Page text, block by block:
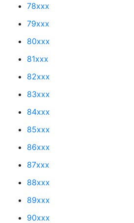
78xxx
79xxx
80xxx
81xxx
82xxx
83xxx
84xxx
85xxx
86xxx
87xxx
88xxx
89xxx
90xxx